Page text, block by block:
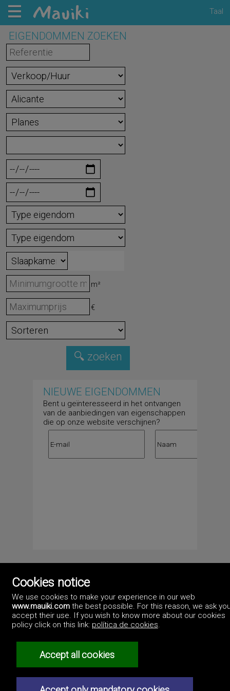
Taal
EIGENDOMMEN ZOEKEN
m²
€
NIEUWE EIGENDOMMEN
Bent u geïnteresseerd in het ontvangen
van de aanbiedingen van eigenschappen
die op onze website verschijnen?
Cookies notice
We use cookies to make your experience in our web
www.mauiki.comthe best possible. For this reason, we ask
accept their use. If you wish to know more about our cookies
policy click on this link: política de cookies.
Accept all cookies